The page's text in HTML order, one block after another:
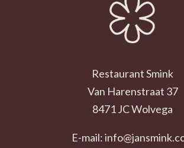
Restaurant Smink
Van Harenstraat 37
8471 JC Wolvega
E-mail: